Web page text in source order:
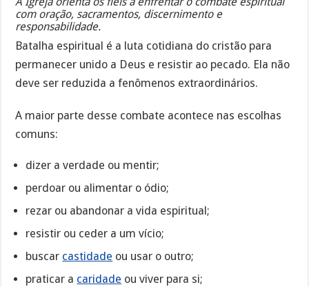
com oração, sacramentos, discernimento e
responsabilidade.
Batalha espiritual é a luta cotidiana do cristão para
permanecer unido a Deus e resistir ao pecado. Ela não
deve ser reduzida a fenômenos extraordinários.
A maior parte desse combate acontece nas escolhas
comuns:
dizer a verdade ou mentir;
perdoar ou alimentar o ódio;
rezar ou abandonar a vida espiritual;
resistir ou ceder a um vício;
buscar castidade ou usar o outro;
praticar a caridade ou viver para si;